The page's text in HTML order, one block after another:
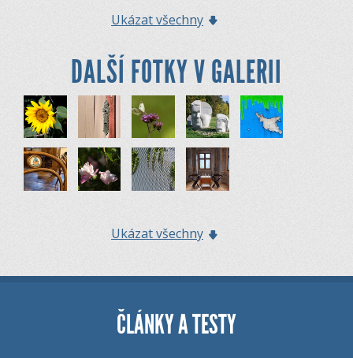
Ukázat všechny
DALŠÍ FOTKY V GALERII
Ukázat všechny
ČLÁNKY A TESTY